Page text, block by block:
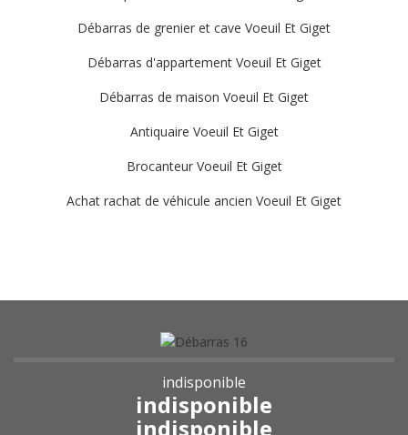
Débarras de grenier et cave Voeuil Et Giget
Débarras d'appartement Voeuil Et Giget
Débarras de maison Voeuil Et Giget
Antiquaire Voeuil Et Giget
Brocanteur Voeuil Et Giget
Achat rachat de véhicule ancien Voeuil Et Giget
indisponible
indisponible
indisponible